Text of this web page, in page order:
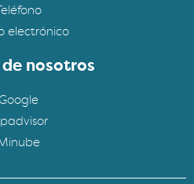
electrónico
nosotros